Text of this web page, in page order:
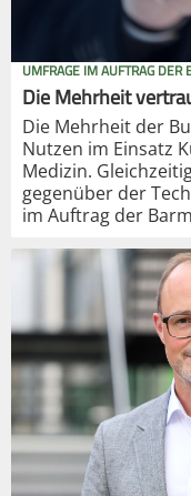
UMFRAGE IM AUFTRAG DER
Die Mehrheit
Die Mehrheit der
Nutzen im Einsatz
Medizin.
gegenüber der
im Auftrag der